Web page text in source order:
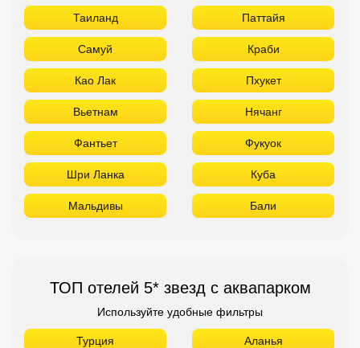
Таиланд Паттайя
Самуй Краби
Као Лак Пхукет
Вьетнам Нячанг
Фантьет Фукуок
Шри Ланка Куба
Мальдивы Бали
ТОП отелей 5* звезд с аквапарком
Используйте удобные фильтры
Турция Аланья